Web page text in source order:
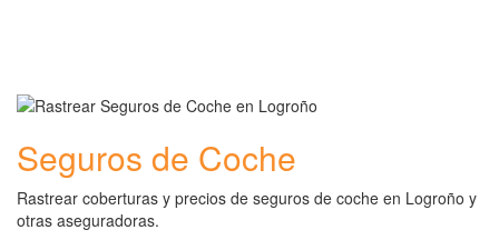
Seguros de Coche
Rastrear coberturas y precios de seguros de coche en Logroño y
otras aseguradoras.